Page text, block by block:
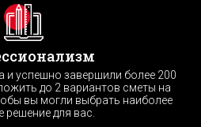
и успешно завершили более 200
до 2 вариантов сметы на
вы могли выбрать наиболее
решение для вас.